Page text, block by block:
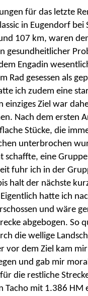
für das letzte
in Eugendorf bei
107 km, waren
gesundheitlicher
Engadin
Rad gesessen als
ich zudem eine
einziges Ziel war
Nach dem ersten
Stücke, die
unterbrochen
schaffte, eine
fuhr ich in der
halt der nächste
hatte ich
und wäre
abgebogen. So
die wellige
vor dem Ziel kam mir
und gab mir
die restliche
Tacho mit 1.386 HM